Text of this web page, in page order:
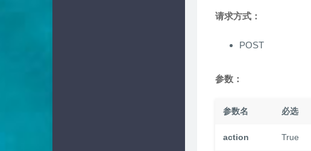
请求方式：
POST
参数：
参数名 必选
action True